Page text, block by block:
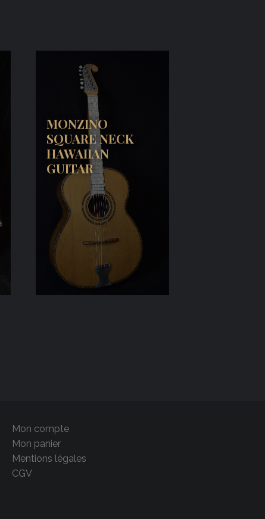
MONZINO
SQUARE NECK
HAWAIIAN
GUITAR
Mon compte
Mon panier
Mentions légales
CGV